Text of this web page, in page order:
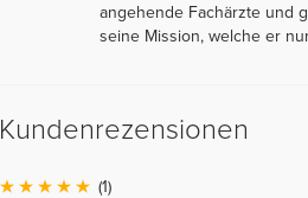
angehende Fachärzte und
seine Mission, welche er
Kundenrezensionen
(1)